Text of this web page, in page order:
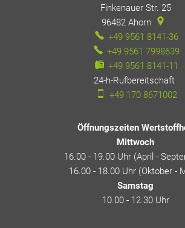
Finkenauer Str. 25
96482 Ahorn
+49 9561 8141-36
+49 9561 7998639
+49 9561 8141-11
24-h-Rufbereitschaft
+49 170 8671002
Öffnungszeiten
Mittwoch
16.00 - 19.00 Uhr (April -
16.00 - 18.00 Uhr (Oktober -
Samstag
10.00 - 12.30 Uhr